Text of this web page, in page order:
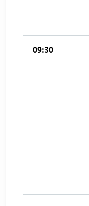
09:30